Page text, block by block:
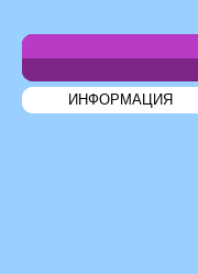
ИНФОРМАЦИЯ